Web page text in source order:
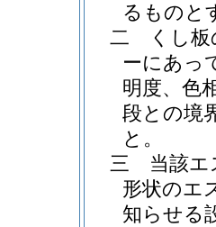
るものと
二
くし
ーにあっ
明度、色
段との境
と。
三
当該
形状のエ
知らせる